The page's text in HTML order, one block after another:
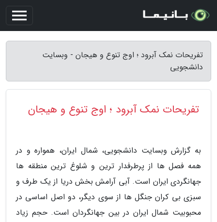
تفریحات نمک آبرود ؛ اوج تنوع و هیجان - وبسایت
دانشجویی
تفریحات نمک آبرود ؛ اوج تنوع و هیجان
به گزارش وبسایت دانشجویی، شمال ایران، همواره و در
همه فصل ها از پرطرفدار ترین و شلوغ ترین منطقه ها
جهانگردی ایران است. آبی آرامش بخش دریا از یک طرف و
سبزی بی کران جنگل ها از سوی دیگر، دو اصل اساسی در
محبوبیت شمال ایران در بین جهانگردان است. حجم زیاد